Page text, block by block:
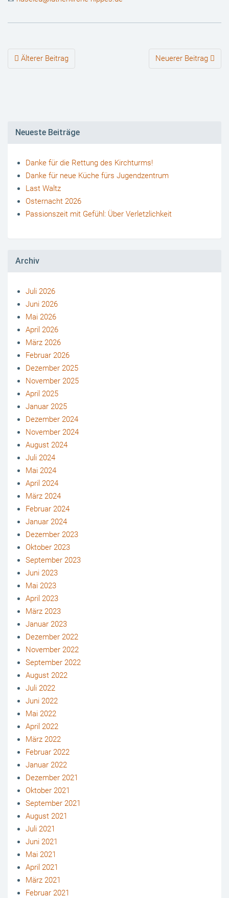
Beiträge-
Navigation
Älterer Beitrag Neuerer Beitrag
Neueste Beiträge
Danke für die Rettung des Kirchturms!
Danke für neue Küche fürs Jugendzentrum
Last Waltz
Osternacht 2026
Passionszeit mit Gefühl: Über Verletzlichkeit
Archiv
Juli 2026
Juni 2026
Mai 2026
April 2026
März 2026
Februar 2026
Dezember 2025
November 2025
April 2025
Januar 2025
Dezember 2024
November 2024
August 2024
Juli 2024
Mai 2024
April 2024
März 2024
Februar 2024
Januar 2024
Dezember 2023
Oktober 2023
September 2023
Juni 2023
Mai 2023
April 2023
März 2023
Januar 2023
Dezember 2022
November 2022
September 2022
August 2022
Juli 2022
Juni 2022
Mai 2022
April 2022
März 2022
Februar 2022
Januar 2022
Dezember 2021
Oktober 2021
September 2021
August 2021
Juli 2021
Juni 2021
Mai 2021
April 2021
März 2021
Februar 2021